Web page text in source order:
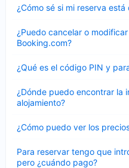
¿Cómo sé si mi reserva
cerrado
¿Puedo cancelar o
Booking.com?
cerrado
¿Qué es el código PIN y
cerrado
¿Dónde puedo encontrar la
alojamiento?
cerrado
¿Cómo puedo ver los
cerrado
Para reservar tengo que
pero ¿cuándo pago?
cerrado